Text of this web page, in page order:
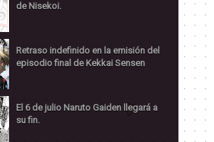
de Nisekoi.
Retraso indefinido en la emisión del
episodio final de Kekkai Sensen
El 6 de julio Naruto Gaiden llegará a
su fin.